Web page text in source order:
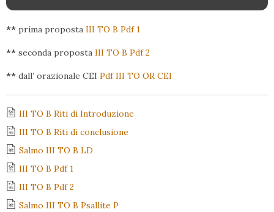
** prima proposta III TO B Pdf 1
** seconda proposta III TO B Pdf 2
** dall’ orazionale CEI Pdf III TO OR CEI
III TO B Riti di Introduzione
III TO B Riti di conclusione
Salmo III TO B LD
III TO B Pdf 1
III TO B Pdf 2
Salmo III TO B Psallite P